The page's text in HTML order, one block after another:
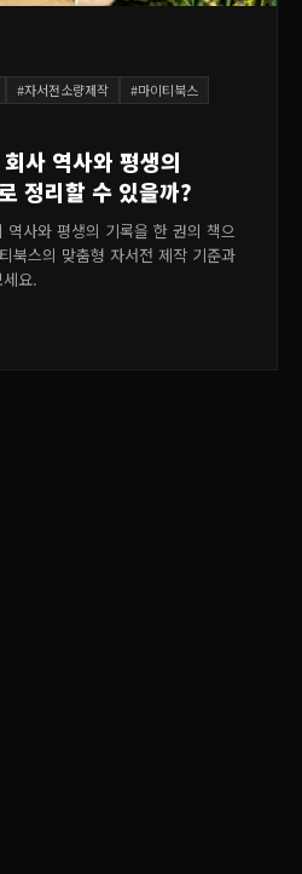
#자서전소량제작 #마이티북스
사 역사와 평생의
정리할 수 있을까?
사와 평생의 기록을 한 권의 책으
북스의 맞춤형 자서전 제작 기준과
요.